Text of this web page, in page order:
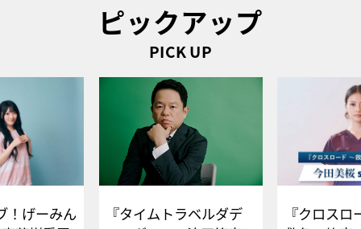
ピックアップ
PICK UP
！げーみん
『タイムトラベルダデ
『クロス